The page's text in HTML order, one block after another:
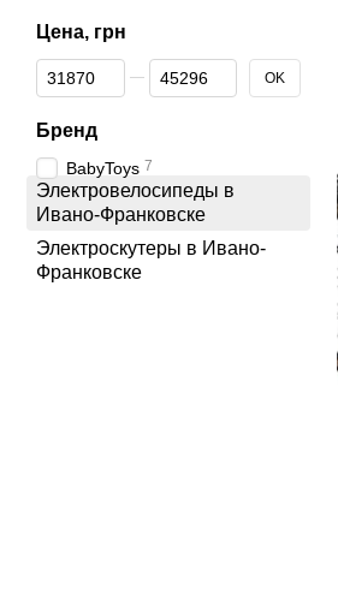
Цена, грн
От Цена, грн
До Цена, грн OK
Бренд
BabyToys 7
Электровелосипеды в
Ивано-Франковске
Электроскутеры в Ивано-
Франковске